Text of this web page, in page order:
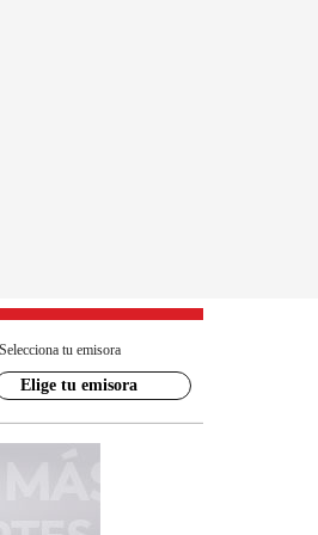
Selecciona tu emisora
Elige tu emisora